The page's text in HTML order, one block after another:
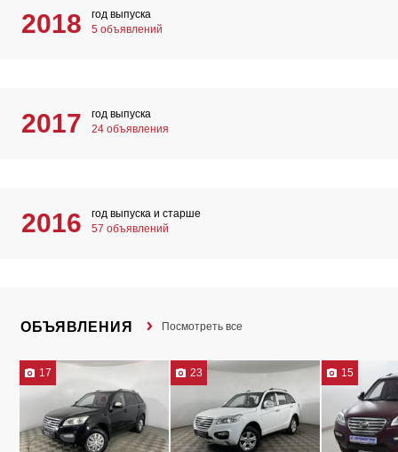
2018
год выпуска
5 объявлений
2017
год выпуска
24 объявления
2016
год выпуска и старше
57 объявлений
ОБЪЯВЛЕНИЯ Посмотреть все
17 23 15